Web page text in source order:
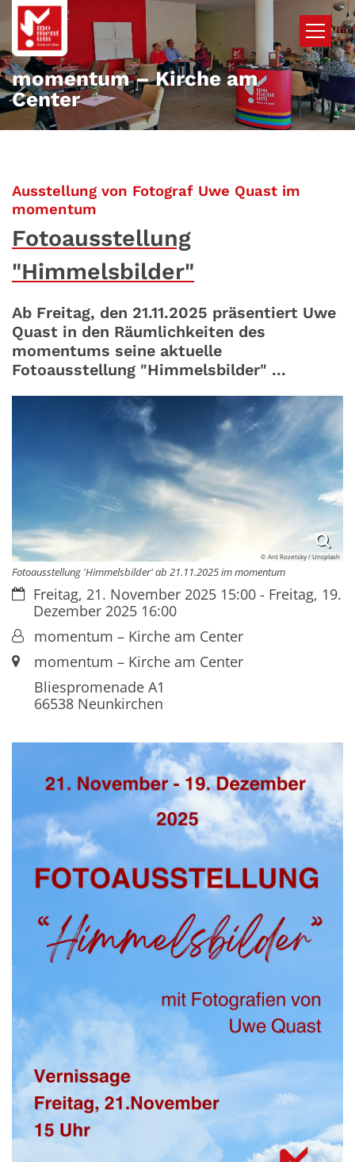
Zum Inhalt springen
momentum – Kirche am
Center
Ausstellung von Fotograf Uwe Quast im
momentum
Fotoausstellung
"Himmelsbilder"
Ab Freitag, den 21.11.2025 präsentiert Uwe
Quast in den Räumlichkeiten des
momentums seine aktuelle
Fotoausstellung "Himmelsbilder" ...
© Ant Rozetsky / Unsplash
Fotoausstellung 'Himmelsbilder' ab 21.11.2025 im momentum
Datum:
Freitag, 21. November 2025 15:00 - Freitag, 19.
Dezember 2025 16:00
Von:momentum – Kirche am Center
Ort:momentum – Kirche am Center
Bliespromenade A1
66538Neunkirchen